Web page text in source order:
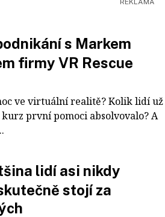
s Markem
firmy VR Rescue
ve virtuální realitě? Kolik lidí už
první pomoci absolvovalo? A
lidí asi nikdy
stojí za